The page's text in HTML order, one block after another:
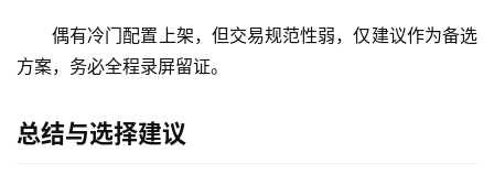
偶有冷门配置上架，但交易规范性弱，仅建议作为备选
方案，务必全程录屏留证。
总结与选择建议